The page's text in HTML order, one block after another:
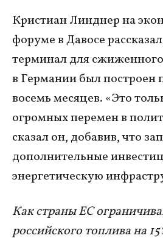
Кристиан Линднер на
форуме в Давосе
терминал для
в Германии был построен
восемь месяцев. «Это
огромных перемен в
сказал он, добавив, что
дополнительные
энергетическую
Как страны ЕС
российского топлива на